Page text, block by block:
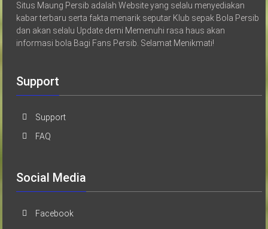
Situs Maung Persib adalah Website yang selalu menyediakan
kabar terbaru serta fakta menarik seputar Klub sepak Bola Persib
dan akan selalu Update demi Memenuhi rasa haus akan
informasi bola Bagi Fans Persib. Selamat Menikmati!
Support
Support
FAQ
Social Media
Facebook